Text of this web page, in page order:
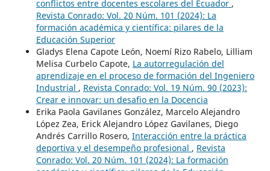
conflictos entre docentes escolares del Ecuador ,
Revista Conrado: Vol. 20 Núm. 101 (2024): La
formación académica y científica: pilares de la
Educación Superior
Gladys Elena Capote León, Noemí Rizo Rabelo, Lilliam
Melisa Curbelo Capote, La autorregulación del
aprendizaje en el proceso de formación del Ingeniero
Industrial , Revista Conrado: Vol. 19 Núm. 90 (2023):
Crear e innovar: un desafio en la Docencia
Erika Paola Gavilanes González, Marcelo Alejandro
López Zea, Erick Alejandro López Gavilanes, Diego
Andrés Carrillo Rosero, Interacción entre la práctica
deportiva y el desempeño profesional , Revista
Conrado: Vol. 20 Núm. 101 (2024): La formación